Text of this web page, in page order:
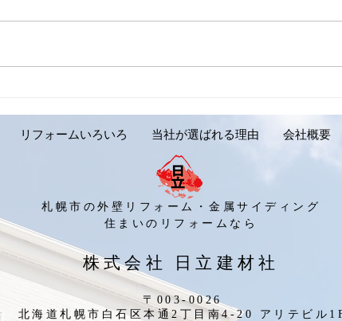
ご紹介です。岩見沢市 Y様
邸】
リフォームいろいろ 当社が選ばれる理由 会社概要
​住まいのリフォームなら
札幌市の外壁リフォーム・金属サイディング
​株式会社 日立建材社
〒003-0026
北海道札幌市白石区本通2丁目南4-20 アリテビル